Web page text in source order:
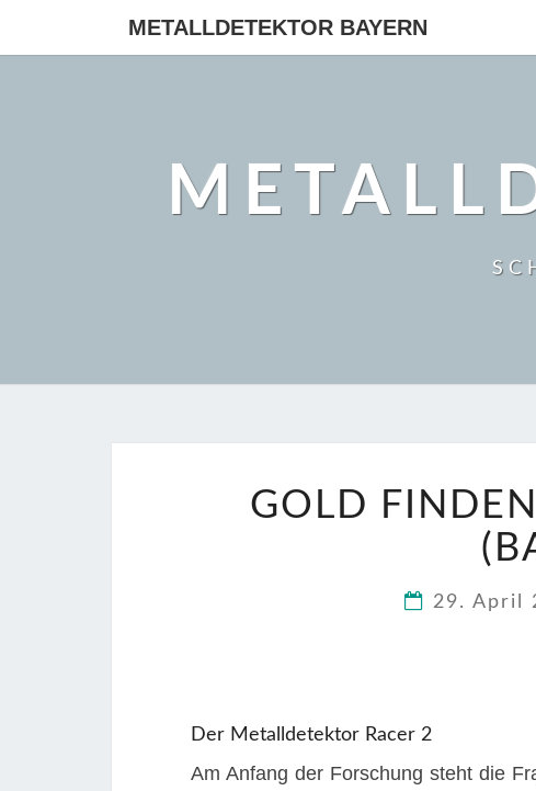
METALLDETEKTOR BAYERN
GOLD
29. April
Der Metalldetektor Racer 2
Am Anfang der Forschung steht die